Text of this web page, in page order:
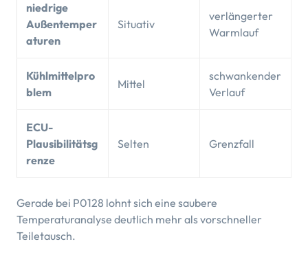
niedrige
Außentemper
aturen
Situativ
verlängerter
Warmlauf
Kühlmittelpro
blem
Mittel
schwankender
Verlauf
ECU-
Plausibilitätsg
renze
Selten Grenzfall
Gerade bei P0128 lohnt sich eine saubere
Temperaturanalyse deutlich mehr als vorschneller
Teiletausch.